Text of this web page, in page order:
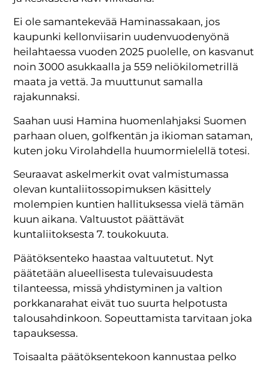
Ei ole samantekevää Haminassakaan, jos
kaupunki kellonviisarin uudenvuodenyönä
heilahtaessa vuoden 2025 puolelle, on kasvanut
noin 3000 asukkaalla ja 559 neliökilometrillä
maata ja vettä. Ja muuttunut samalla
rajakunnaksi.
Saahan uusi Hamina huomenlahjaksi Suomen
parhaan oluen, golfkentän ja ikioman sataman,
kuten joku Virolahdella huumormielellä totesi.
Seuraavat askelmerkit ovat valmistumassa
olevan kuntaliitossopimuksen käsittely
molempien kuntien hallituksessa vielä tämän
kuun aikana. Valtuustot päättävät
kuntaliitoksesta 7. toukokuuta.
Päätöksenteko haastaa valtuutetut. Nyt
päätetään alueellisesta tulevaisuudesta
tilanteessa, missä yhdistyminen ja valtion
porkkanarahat eivät tuo suurta helpotusta
talousahdinkoon. Sopeuttamista tarvitaan joka
tapauksessa.
Toisaalta päätöksentekoon kannustaa pelko